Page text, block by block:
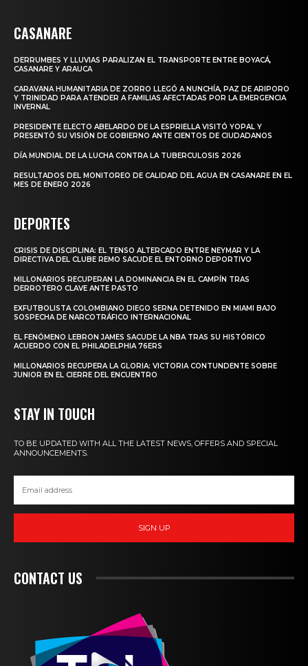
CASANARE
DERRUMBES Y LLUVIAS PARALIZAN EL TRANSPORTE ENTRE BOYACÁ,
CASANARE Y ARAUCA
CARAVANA HUMANITARIA DE ZORRO LLEGÓ A NUNCHÍA, PAZ DE ARIPORO
Y TRINIDAD PARA ATENDER A FAMILIAS AFECTADAS POR LA EMERGENCIA
INVERNAL
PRESIDENTE ELECTO ABELARDO DE LA ESPRIELLA VISITÓ YOPAL Y
PRESENTÓ SU VISIÓN DE GOBIERNO ANTE CIENTOS DE CIUDADANOS
DÍA MUNDIAL DE LA LUCHA CONTRA LA TUBERCULOSIS 2026
RESULTADOS DEL MONITOREO DE CALIDAD DEL AGUA EN CASANARE EN EL
MES DE ENERO 2026
DEPORTES
CRISIS DE DISCIPLINA: EL TENSO ALTERCADO ENTRE NEYMAR Y LA
DIRECTIVA DEL CLUBE REMO SACUDE EL ENTORNO DEPORTIVO
MILLONARIOS RECUPERAN LA DOMINANCIA EN EL CAMPÍN TRAS
DERROTERO CLAVE ANTE PASTO
EXFUTBOLISTA COLOMBIANO DIEGO SERNA DETENIDO EN MIAMI BAJO
SOSPECHA DE NARCOTRÁFICO INTERNACIONAL
EL FENÓMENO LEBRON JAMES SACUDE LA NBA TRAS SU HISTÓRICO
ACUERDO CON EL PHILADELPHIA 76ERS
MILLONARIOS RECUPERA LA GLORIA: VICTORIA CONTUNDENTE SOBRE
JUNIOR EN EL CIERRE DEL ENCUENTRO
STAY IN TOUCH
TO BE UPDATED WITH ALL THE LATEST NEWS, OFFERS AND SPECIAL
ANNOUNCEMENTS.
SIGN UP
CONTACT US